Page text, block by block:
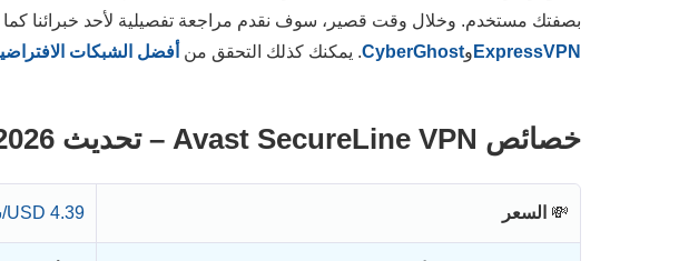
بصفتك مستخدم. وخلال وقت قصير، سوف نقدم مراجعة تفصيلية لأحد خبرائنا
ExpressVPN وCyberGhost. يمكنك كذلك التحقق من أفضل الشبكات
خصائص Avast SecureLine VPN – تحديث 2026
💸 السعر 4.39 USD/شهر